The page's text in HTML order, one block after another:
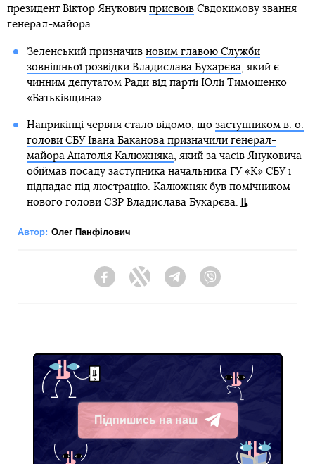
президент Віктор Янукович присвоїв Євдокимову звання
генерал-майора.
Зеленський призначив новим главою Служби
зовнішньої розвідки Владислава Бухарєва, який є
чинним депутатом Ради від партії Юлії Тимошенко
«Батьківщина».
Наприкінці червня стало відомо, що заступником в. о.
голови СБУ Івана Баканова призначили генерал-
майора Анатолія Калюжняка, який за часів Януковича
обіймав посаду заступника начальника ГУ «К» СБУ і
підпадає під люстрацію. Калюжняк був помічником
нового голови СЗР Владислава Бухарєва.
Автор: Олег Панфілович
FacebookTwitter Telegram
Підпишись на наш
Telegram